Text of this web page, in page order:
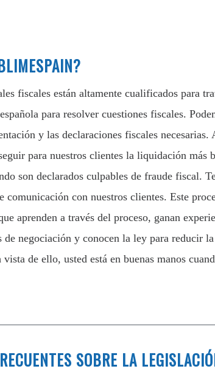
fiscales están altamente cualificados para
para resolver cuestiones fiscales.
y las declaraciones fiscales necesarias.
para nuestros clientes la liquidación más
son declarados culpables de fraude fiscal.
comunicación con nuestros clientes. Este
aprenden a través del proceso, ganan
de negociación y conocen la ley para reducir la
de ello, usted está en buenas manos
SOBRE LA